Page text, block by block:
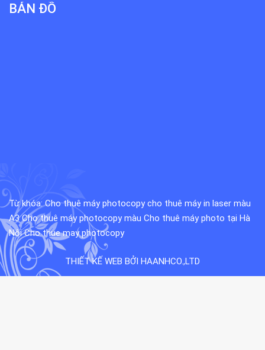
BẢN ĐỒ
Từ khóa:Cho thuê máy photocopy cho thuê máy in laser màu
A3 Cho thuê máy photocopy màu Cho thuê máy photo tại Hà
Nội Cho thue may photocopy
THIẾT KẾ WEB BỞI HAANHCO.,LTD